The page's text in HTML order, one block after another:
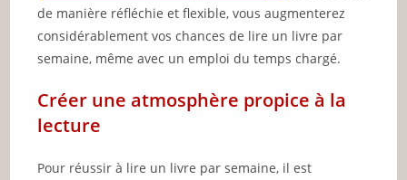
de manière réfléchie et flexible, vous augmenterez
considérablement vos chances de lire un livre par
semaine, même avec un emploi du temps chargé.
Créer une atmosphère propice à la
lecture
Pour réussir à lire un livre par semaine, il est